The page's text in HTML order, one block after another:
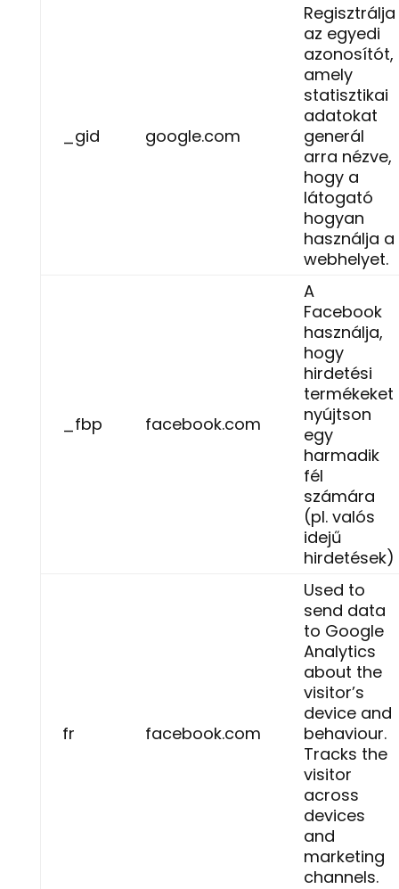
_gid google.com
Regisztrálja
az egyedi
azonosítót,
amely
statisztikai
adatokat
generál
arra nézve,
hogy a
látogató
hogyan
használja a
webhelyet.
_fbp facebook.com
A
Facebook
használja,
hogy
hirdetési
termékeket
nyújtson
egy
harmadik
fél
számára
(pl. valós
idejű
hirdetések)
fr facebook.com
Used to
send data
to Google
Analytics
about the
visitor’s
device and
behaviour.
Tracks the
visitor
across
devices
and
marketing
channels.